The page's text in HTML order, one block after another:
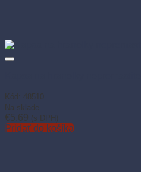
Kód: 48510
Na sklade
€5.69 (s DPH)
Pridať do košíka